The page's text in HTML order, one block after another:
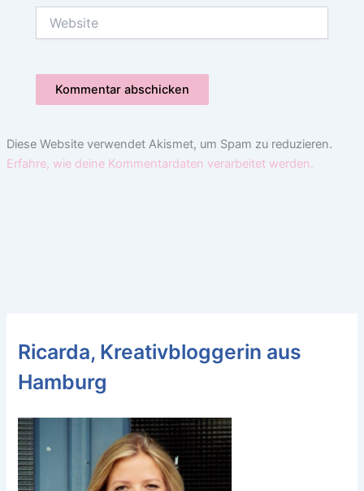
Diese Website verwendet Akismet, um Spam zu reduzieren.
Erfahre, wie deine Kommentardaten verarbeitet werden.
Ricarda, Kreativbloggerin aus
Hamburg